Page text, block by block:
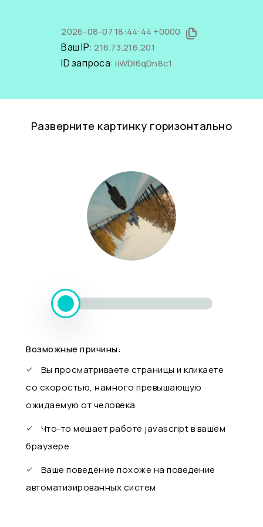
2026-08-07 18:44:44 +0000
Ваш IP:216.73.216.201
ID запроса:iiWDI6qDn8c1
Разверните картинку горизонтально
Возможные причины:
Вы просматриваете страницы и кликаете
со скоростью, намного превышающую
ожидаемую от человека
Что-то мешает работе javascript в вашем
браузере
Ваше поведение похоже на поведение
автоматизированных систем